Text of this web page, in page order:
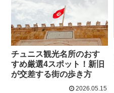
チュニス観光名所のおす
すめ厳選4スポット！新旧
が交差する街の歩き方
2026.05.15